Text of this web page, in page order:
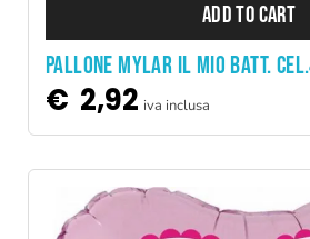
ADD TO CART
PALLONE MYLAR IL MIO BATT.
€ 2,92 iva inclusa